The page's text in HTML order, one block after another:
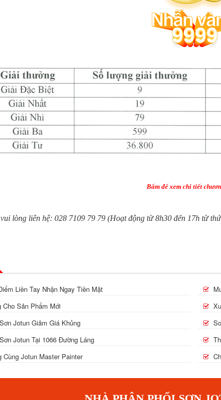
Bấm để xem chi tiết
lòng liên hệ: 028 7109 79 79 (Hoạt động từ 8h30 đến 17h từ
Liền Tay Nhận Ngay Tiền Mặt
Sản Phẩm Mới
Jotun Giảm Giá Khủng
Jotun Tại 1066 Đường Láng
Cùng Jotun Master Painter